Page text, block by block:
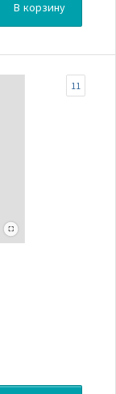
В корзину
11